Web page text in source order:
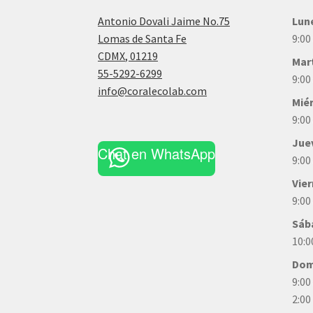
Antonio Dovali Jaime No.75
Lomas de Santa Fe
CDMX,01219
55-5292-6299
info@coralecolab.com
Chat en WhatsApp